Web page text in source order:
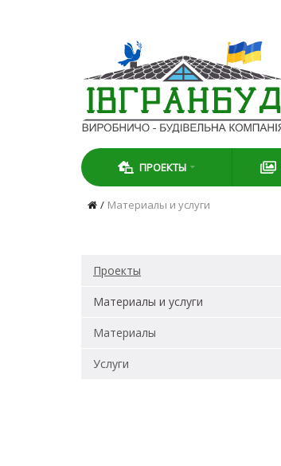
ПРОЕКТЫ
Материалы и услуги
Проекты
Материалы и услуги
Материалы
Услуги